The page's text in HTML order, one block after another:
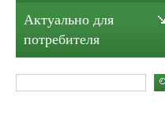
Актуально для
потребителя